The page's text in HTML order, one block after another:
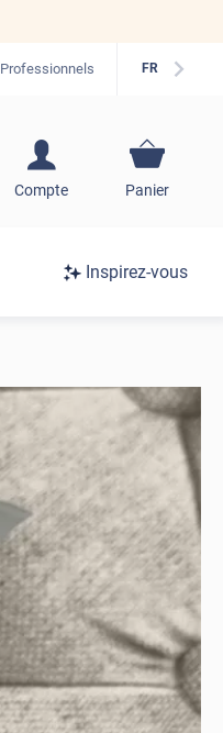
Professionnels FR
Compte
S'inscrire / Se
Panier
Inspirez-vous